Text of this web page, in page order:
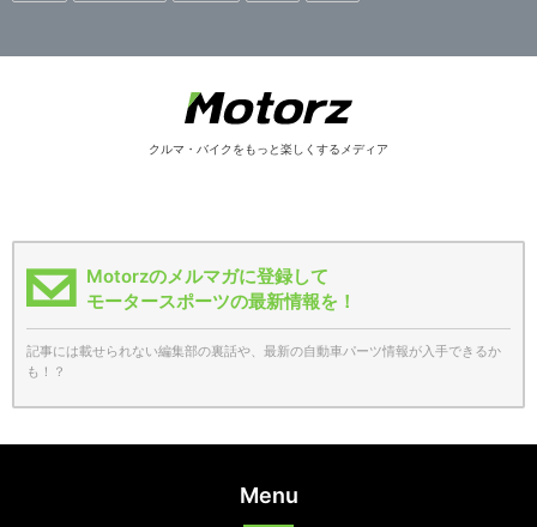
クルマ・バイクをもっと楽しくするメディア
Motorzのメルマガに登録して
モータースポーツの最新情報を！
記事には載せられない編集部の裏話や、最新の自動車パーツ情報が入手できるか
も！？
Menu